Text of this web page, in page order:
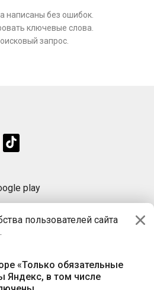
пользователей сайта
«Только обязательные
Яндекс, в том числе
написаны без ошибок.
ключевые слова.
запрос.
play
«ПРАЦА БАЙ»
г. Минск, пр-т Независимости